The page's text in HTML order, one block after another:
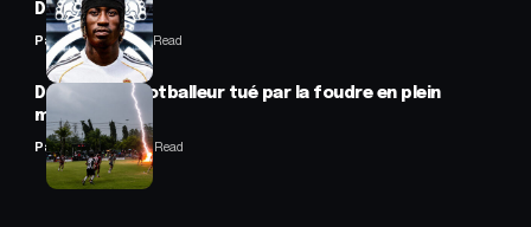
Diomandé
Panafrofoot1 Min Read
Drame : un footballeur tué par la foudre en plein
match
Panafrofoot2 Min Read